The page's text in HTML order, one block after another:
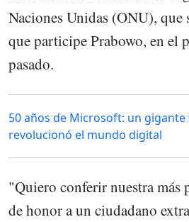
Naciones Unidas (ONU), que
que participe Prabowo, en el
pasado.
50 años de Microsoft: un
revolucionó el mundo digital
"Quiero conferir nuestra más
de honor a un ciudadano